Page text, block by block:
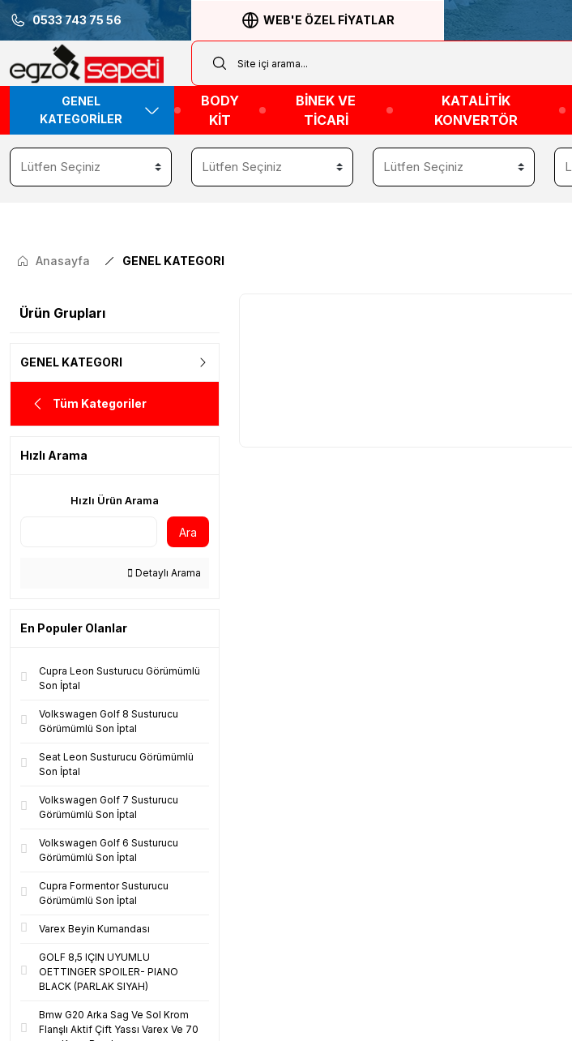
0533 743 75 56 WEB'E ÖZEL FİYATLAR
GENEL
KATEGORİLER
BODY
KİT
BİNEK VE
TİCARİ
KATALİTİK
KONVERTÖR
Anasayfa GENEL KATEGORI
Ürün Grupları
GENEL KATEGORI
Tüm Kategoriler
Hızlı Arama
Hızlı Ürün Arama
Ara
Detaylı Arama
En Populer Olanlar
Cupra Leon Susturucu Görümümlü
Son İptal
Volkswagen Golf 8 Susturucu
Görümümlü Son İptal
Seat Leon Susturucu Görümümlü
Son İptal
Volkswagen Golf 7 Susturucu
Görümümlü Son İptal
Volkswagen Golf 6 Susturucu
Görümümlü Son İptal
Cupra Formentor Susturucu
Görümümlü Son İptal
Varex Beyin Kumandası
GOLF 8,5 IÇIN UYUMLU
OETTINGER SPOILER- PIANO
BLACK (PARLAK SIYAH)
Bmw G20 Arka Sag Ve Sol Krom
Flanşlı Aktif Çift Yassı Varex Ve 70